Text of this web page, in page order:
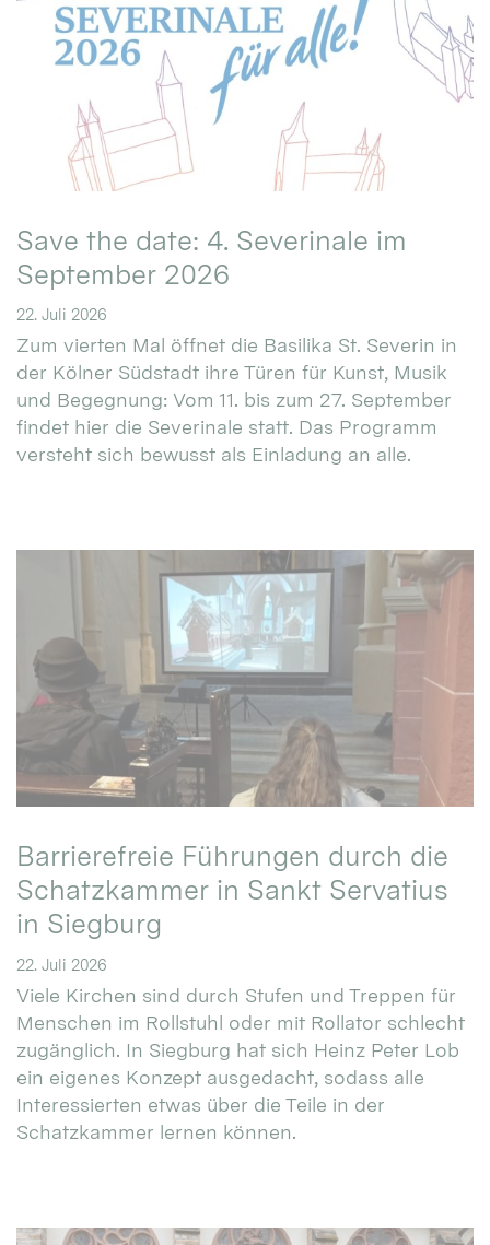
Save the date: 4. Severinale im
September 2026
22. Juli 2026
Zum vierten Mal öffnet die Basilika St. Severin in
der Kölner Südstadt ihre Türen für Kunst, Musik
und Begegnung: Vom 11. bis zum 27. September
findet hier die Severinale statt. Das Programm
versteht sich bewusst als Einladung an alle.
Barrierefreie Führungen durch die
Schatzkammer in Sankt Servatius
in Siegburg
22. Juli 2026
Viele Kirchen sind durch Stufen und Treppen für
Menschen im Rollstuhl oder mit Rollator schlecht
zugänglich. In Siegburg hat sich Heinz Peter Lob
ein eigenes Konzept ausgedacht, sodass alle
Interessierten etwas über die Teile in der
Schatzkammer lernen können.